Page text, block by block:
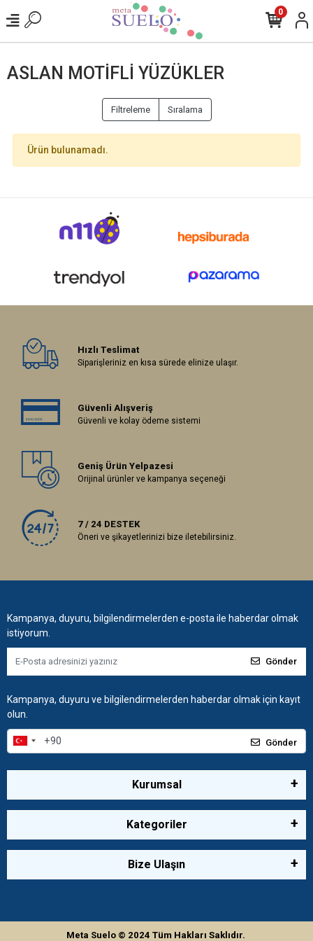
0
ASLAN MOTIFLI YÜZÜKLER
Filtreleme Sıralama
Ürün bulunamadı.
Hızlı Teslimat
Siparişleriniz en kısa sürede elinize ulaşır.
Güvenli Alışveriş
Güvenli ve kolay ödeme sistemi
Geniş Ürün Yelpazesi
Orijinal ürünler ve kampanya seçeneği
7 / 24 DESTEK
Öneri ve şikayetlerinizi bize iletebilirsiniz.
Kampanya, duyuru, bilgilendirmelerden e-posta ile haberdar olmak
istiyorum.
Gönder
Kampanya, duyuru ve bilgilendirmelerden haberdar olmak için kayıt
olun.
Gönder
Kurumsal
Kategoriler
Bize Ulaşın
Meta Suelo © 2024 Tüm Hakları Saklıdır.